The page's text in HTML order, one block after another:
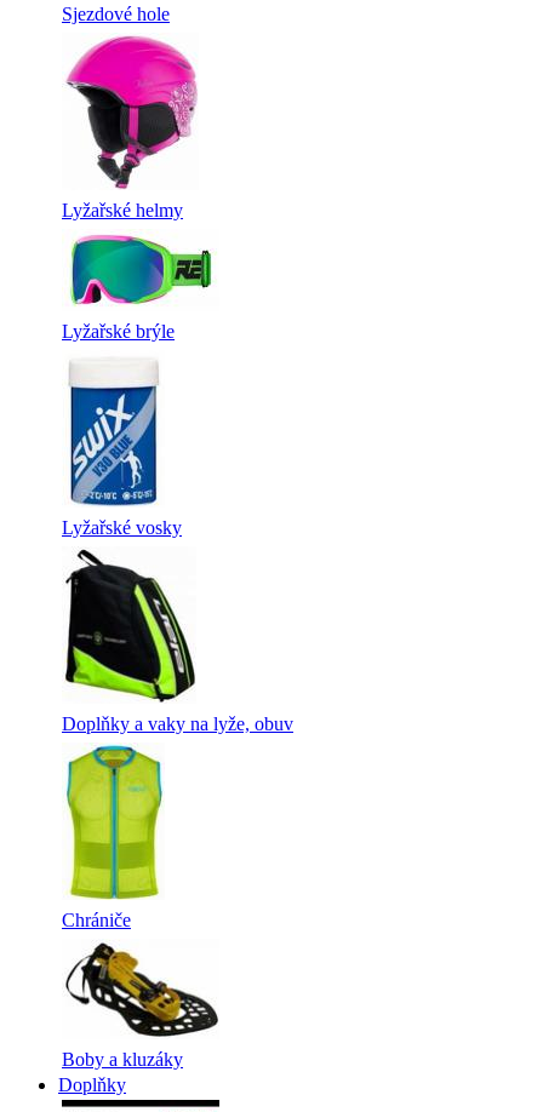
Sjezdové hole
Lyžařské helmy
Lyžařské brýle
Lyžařské vosky
Doplňky a vaky na lyže, obuv
Chrániče
Boby a kluzáky
Doplňky